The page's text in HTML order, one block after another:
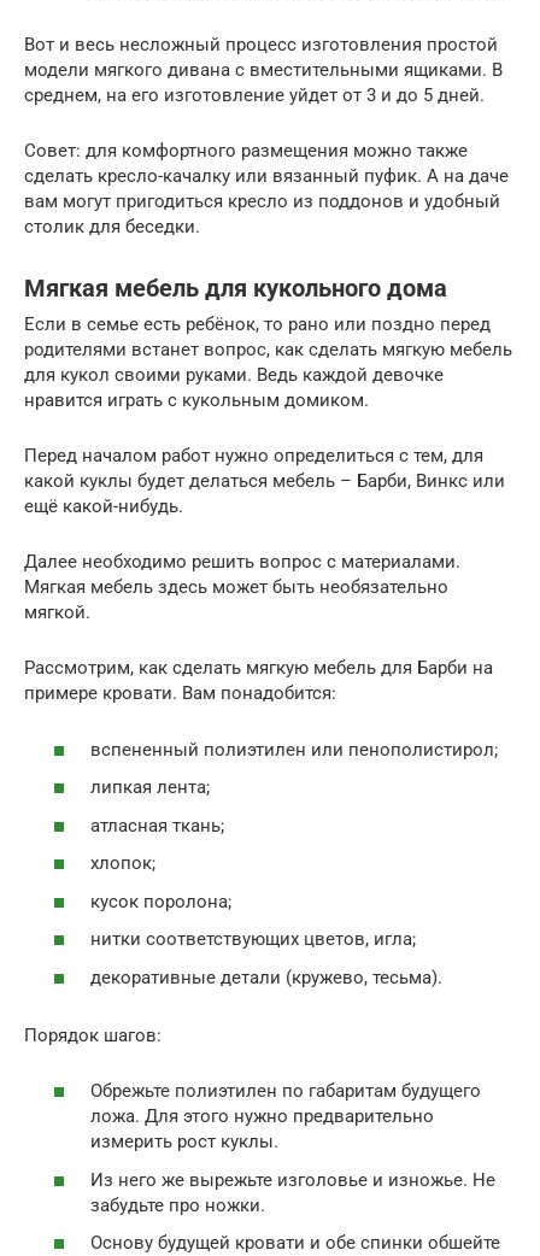
Вот и весь несложный процесс изготовления простой
модели мягкого дивана с вместительными ящиками. В
среднем, на его изготовление уйдет от 3 и до 5 дней.
Совет: для комфортного размещения можно также
сделать кресло-качалку или вязанный пуфик. А на даче
вам могут пригодиться кресло из поддонов и удобный
столик для беседки.
Мягкая мебель для кукольного дома
Если в семье есть ребёнок, то рано или поздно перед
родителями встанет вопрос, как сделать мягкую мебель
для кукол своими руками. Ведь каждой девочке
нравится играть с кукольным домиком.
Перед началом работ нужно определиться с тем, для
какой куклы будет делаться мебель – Барби, Винкс или
ещё какой-нибудь.
Далее необходимо решить вопрос с материалами.
Мягкая мебель здесь может быть необязательно
мягкой.
Рассмотрим, как сделать мягкую мебель для Барби на
примере кровати. Вам понадобится:
вспененный полиэтилен или пенополистирол;
липкая лента;
атласная ткань;
хлопок;
кусок поролона;
нитки соответствующих цветов, игла;
декоративные детали (кружево, тесьма).
Порядок шагов:
Обрежьте полиэтилен по габаритам будущего
ложа. Для этого нужно предварительно
измерить рост куклы.
Из него же вырежьте изголовье и изножье. Не
забудьте про ножки.
Основу будущей кровати и обе спинки обшейте